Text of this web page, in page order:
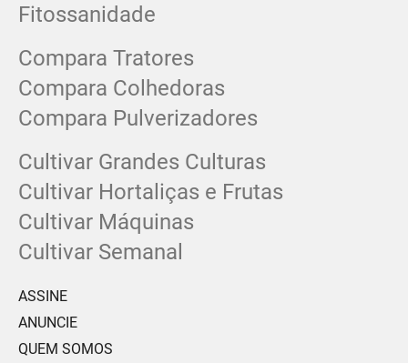
Fitossanidade
Compara Tratores
Compara Colhedoras
Compara Pulverizadores
Cultivar Grandes Culturas
Cultivar Hortaliças e Frutas
Cultivar Máquinas
Cultivar Semanal
ASSINE
ANUNCIE
QUEM SOMOS